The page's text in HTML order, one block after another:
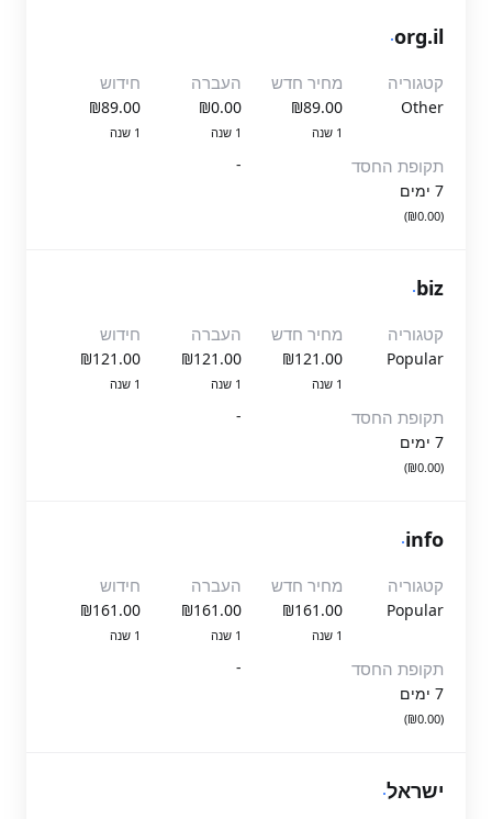
.org.il
קטגוריה
Other
מחיר חדש
₪89.00
1 שנה
העברה
₪0.00
1 שנה
חידוש
₪89.00
1 שנה
תקופת החסד
7 ימים
(₪0.00)
-
.biz
קטגוריה
Popular
מחיר חדש
₪121.00
1 שנה
העברה
₪121.00
1 שנה
חידוש
₪121.00
1 שנה
תקופת החסד
7 ימים
(₪0.00)
-
.info
קטגוריה
Popular
מחיר חדש
₪161.00
1 שנה
העברה
₪161.00
1 שנה
חידוש
₪161.00
1 שנה
תקופת החסד
7 ימים
(₪0.00)
-
.ישראל